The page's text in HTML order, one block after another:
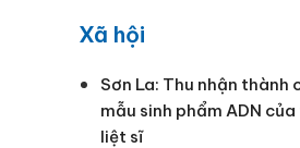
Xã hội
Sơn La: Thu nhận thành
mẫu sinh phẩm ADN
liệt sĩ